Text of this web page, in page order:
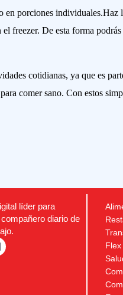
porciones individuales.Haz
freezer. De esta forma
cotidianas, ya que es
comer sano. Con estos
líder para
diario de
Flex